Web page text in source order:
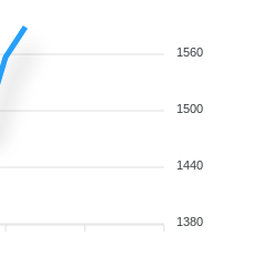
1560
1500
1440
1380